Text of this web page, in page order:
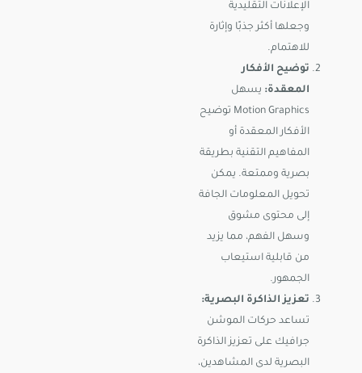
الإعلانات التقليدية
وجعلها أكثر جذبًا وإثارة
للاهتمام.
توضيح الأفكار
المعقدة: يسهل
Motion Graphics توضيح
الأفكار المعقدة أو
المفاهيم التقنية بطريقة
بصرية وممتعة. يمكن
تحويل المعلومات الجافة
إلى محتوى مشوق
وسهل الفهم، مما يزيد
من قابلية استيعاب
الجمهور.
تعزيز الذاكرة البصرية:
تساعد حركات الموشن
جرافيك على تعزيز الذاكرة
البصرية لدى المشاهدين،